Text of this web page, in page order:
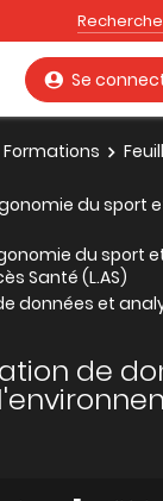
Se
Formations
du sport
du sport
Santé (L.AS)
données et
de